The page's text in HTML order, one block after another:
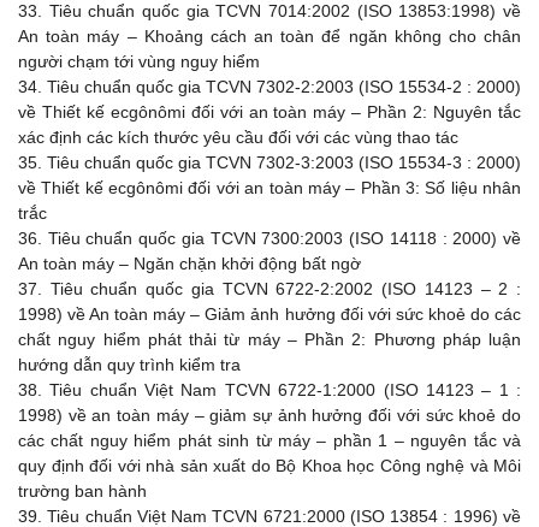
33.
Tiêu chuẩn quốc gia TCVN 7014:2002 (ISO 13853:1998) về
An toàn máy – Khoảng cách an toàn để ngăn không cho chân
người chạm tới vùng nguy hiểm
34. Tiêu chuẩn quốc gia TCVN 7302-2:2003 (ISO 15534-2 : 2000)
về Thiết kế ecgônômi đối với an toàn máy – Phần 2: Nguyên tắc
xác định các kích thước yêu cầu đối với các vùng thao tác
35. Tiêu chuẩn quốc gia TCVN 7302-3:2003 (ISO 15534-3 : 2000)
về Thiết kế ecgônômi đối với an toàn máy – Phần 3: Số liệu nhân
trắc
36.
Tiêu chuẩn quốc gia TCVN 7300:2003 (ISO 14118 : 2000) về
An toàn máy – Ngăn chặn khởi động bất ngờ
37.
Tiêu chuẩn quốc gia TCVN 6722-2:2002 (ISO 14123 – 2 :
1998) về An toàn máy – Giảm ảnh hưởng đối với sức khoẻ do các
chất nguy hiểm phát thải từ máy – Phần 2: Phương pháp luận
hướng dẫn quy trình kiểm tra
38.
Tiêu chuẩn Việt Nam TCVN 6722-1:2000 (ISO 14123 – 1 :
1998) về an toàn máy – giảm sự ảnh hưởng đối với sức khoẻ do
các chất nguy hiểm phát sinh từ máy – phần 1 – nguyên tắc và
quy định đối với nhà sản xuất do Bộ Khoa học Công nghệ và Môi
trường ban hành
39. Tiêu chuẩn Việt Nam TCVN 6721:2000 (ISO 13854 : 1996) về